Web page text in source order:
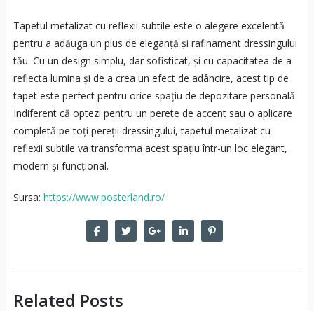
Tapetul metalizat cu reflexii subtile este o alegere excelentă
pentru a adăuga un plus de eleganță și rafinament dressingului
tău. Cu un design simplu, dar sofisticat, și cu capacitatea de a
reflecta lumina și de a crea un efect de adâncire, acest tip de
tapet este perfect pentru orice spațiu de depozitare personală.
Indiferent că optezi pentru un perete de accent sau o aplicare
completă pe toți pereții dressingului, tapetul metalizat cu
reflexii subtile va transforma acest spațiu într-un loc elegant,
modern și funcțional.
Sursa: https://www.posterland.ro/
Related Posts